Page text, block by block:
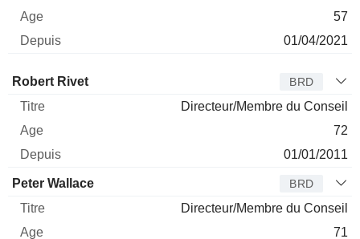
57
01/04/2021
Administrateur
Robert Rivet BRD
Directeur/Membre du Conseil
72
01/01/2011
Peter Wallace BRD
Directeur/Membre du Conseil
71